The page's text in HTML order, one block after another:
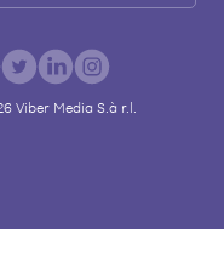
Viber Media S.à r.l.